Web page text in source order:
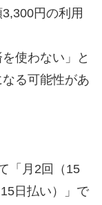
円の利用
使わない」と
る可能性があ
「月2回（15
日払い）」で